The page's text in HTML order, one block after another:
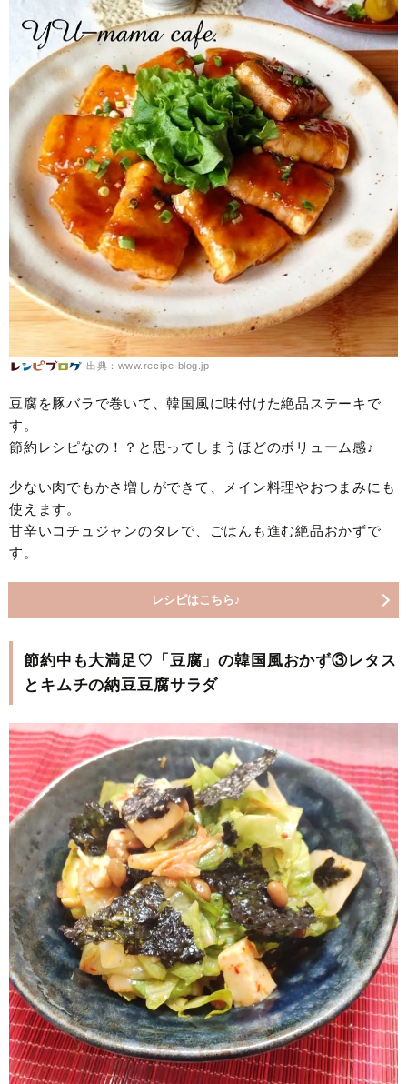
出典：www.recipe-blog.jp
豆腐を豚バラで巻いて、韓国風に味付けた絶品ステーキで
す。
節約レシピなの！？と思ってしまうほどのボリューム感♪
少ない肉でもかさ増しができて、メイン料理やおつまみにも
使えます。
甘辛いコチュジャンのタレで、ごはんも進む絶品おかずで
す。
レシピはこちら♪
節約中も大満足♡「豆腐」の韓国風おかず③レタス
とキムチの納豆豆腐サラダ